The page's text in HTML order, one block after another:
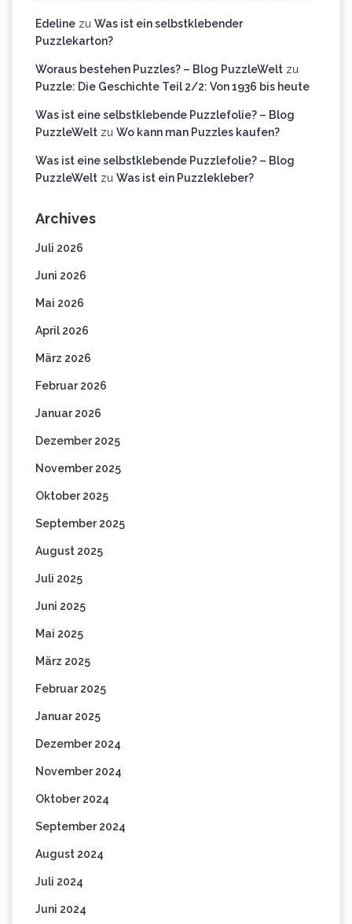
Edeline zu Was ist ein selbstklebender
Puzzlekarton?
Woraus bestehen Puzzles? – Blog PuzzleWelt zu
Puzzle: Die Geschichte Teil 2/2: Von 1936 bis heute
Was ist eine selbstklebende Puzzlefolie? – Blog
PuzzleWelt zu Wo kann man Puzzles kaufen?
Was ist eine selbstklebende Puzzlefolie? – Blog
PuzzleWelt zu Was ist ein Puzzlekleber?
Archives
Juli 2026
Juni 2026
Mai 2026
April 2026
März 2026
Februar 2026
Januar 2026
Dezember 2025
November 2025
Oktober 2025
September 2025
August 2025
Juli 2025
Juni 2025
Mai 2025
März 2025
Februar 2025
Januar 2025
Dezember 2024
November 2024
Oktober 2024
September 2024
August 2024
Juli 2024
Juni 2024